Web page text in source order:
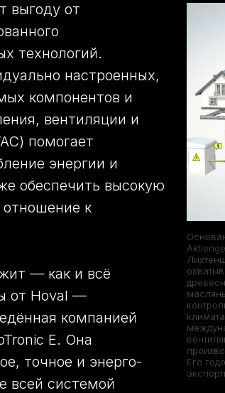
Его
выгоду от
технологий.
настроенных,
компонентов и
вентиляции и
помогает
энергии и
обеспечить высокую
к
— как и всё
от Hoval —
компанией
E. Она
точное и энерго-
всей системой